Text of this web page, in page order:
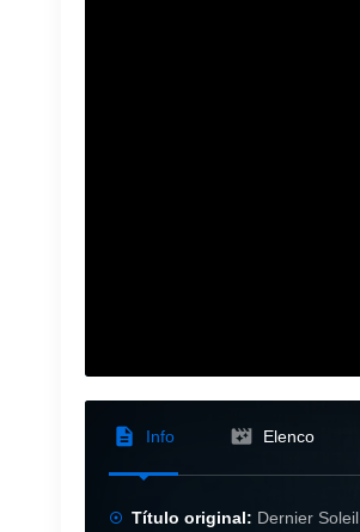
Info Elenco
Título original: Dernier Soleil